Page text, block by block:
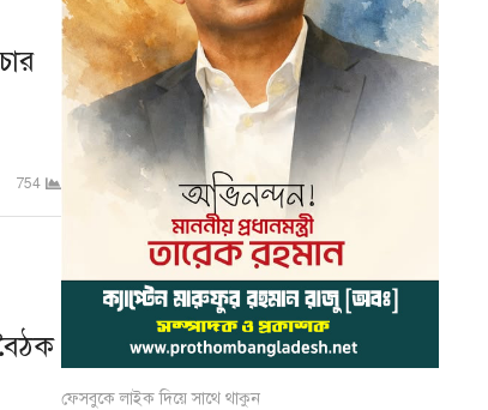
754
ফেসবুকে লাইক দিয়ে সাথে থাকুন